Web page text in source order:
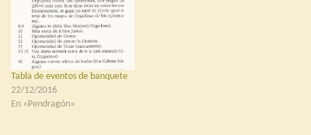
a este juego.…
Tabla de eventos de banquete
22/12/2016
En «Pendragón»